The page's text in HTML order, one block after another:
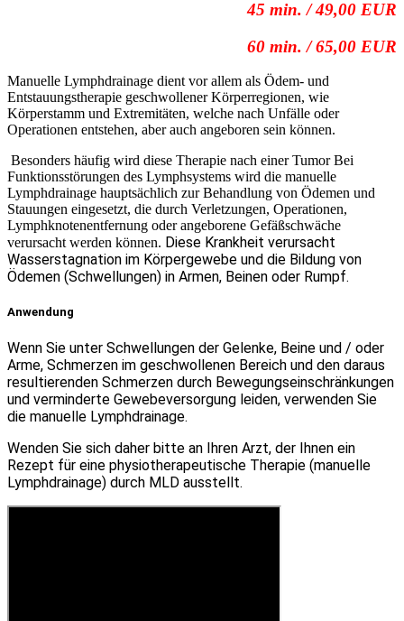
45 min. / 49,00 EUR
60 min. / 65,00 EUR
Manuelle Lymphdrainage dient vor allem als Ödem- und
Entstauungstherapie geschwollener Körperregionen, wie
Körperstamm und Extremitäten, welche nach Unfälle oder
Operationen entstehen, aber auch angeboren sein können.
Besonders häufig wird diese Therapie nach einer Tumor Bei
Funktionsstörungen des Lymphsystems wird die manuelle
Lymphdrainage hauptsächlich zur Behandlung von Ödemen und
Stauungen eingesetzt, die durch Verletzungen, Operationen,
Lymphknotenentfernung oder angeborene Gefäßschwäche
verursacht werden können. Diese Krankheit verursacht
Wasserstagnation im Körpergewebe und die Bildung von
Ödemen (Schwellungen) in Armen, Beinen oder Rumpf.
Anwendung
Wenn Sie unter Schwellungen der Gelenke, Beine und / oder
Arme, Schmerzen im geschwollenen Bereich und den daraus
resultierenden Schmerzen durch Bewegungseinschränkungen
und verminderte Gewebeversorgung leiden, verwenden Sie
die manuelle Lymphdrainage.
Wenden Sie sich daher bitte an Ihren Arzt, der Ihnen ein
Rezept für eine physiotherapeutische Therapie (manuelle
Lymphdrainage) durch MLD ausstellt.